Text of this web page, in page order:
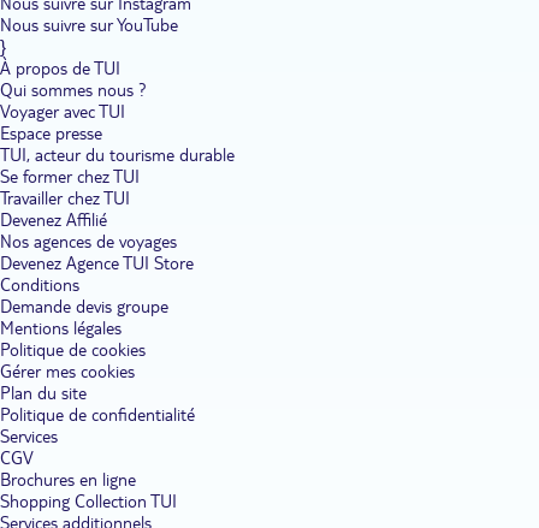
Nous suivre sur YouTube
}
À propos de TUI
Qui sommes nous ?
Voyager avec TUI
Espace presse
TUI, acteur du tourisme durable
Se former chez TUI
Travailler chez TUI
Devenez Affilié
Nos agences de voyages
Devenez Agence TUI Store
Conditions
Demande devis groupe
Mentions légales
Politique de cookies
Gérer mes cookies
Plan du site
Politique de confidentialité
Services
CGV
Brochures en ligne
Shopping Collection TUI
Services additionnels